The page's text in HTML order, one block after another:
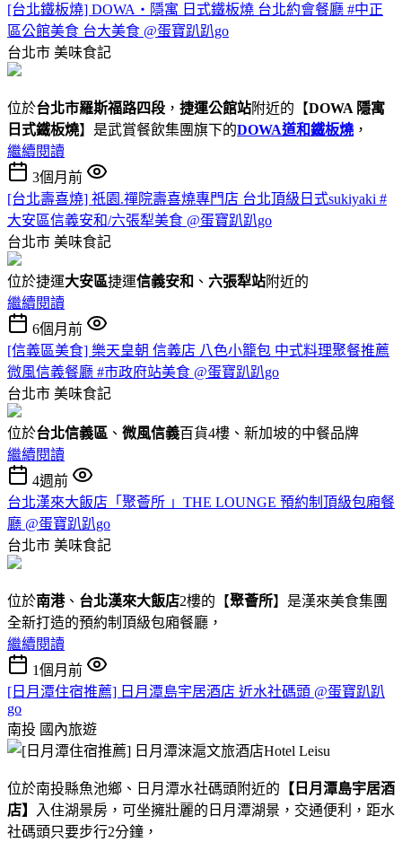
[台北鐵板燒] DOWA・隱寓 日式鐵板燒 台北約會餐廳 #中正
區公館美食 台大美食 @蛋寶趴趴go
台北市 美味食記
位於台北市羅斯福路四段 ， 捷運公館站附近的【DOWA 隱寓
日式鐵板燒】是武賞餐飲集團旗下的DOWA道和鐵板燒 ，
繼續閱讀
3個月前
[台北壽喜燒] 祇園.禪院壽喜燒專門店 台北頂級日式sukiyaki #
大安區信義安和/六張犁美食 @蛋寶趴趴go
台北市 美味食記
位於捷運大安區捷運信義安和 、 六張犁站附近的
繼續閱讀
6個月前
[信義區美食] 樂天皇朝 信義店 八色小籠包 中式料理聚餐推薦
微風信義餐廳 #市政府站美食 @蛋寶趴趴go
台北市 美味食記
位於台北信義區 、 微風信義百貨4樓、新加坡的中餐品牌
繼續閱讀
4週前
台北漢來大飯店「聚薈所 」THE LOUNGE 預約制頂級包廂餐
廳 @蛋寶趴趴go
台北市 美味食記
位於南港、 台北漢來大飯店2樓的【聚薈所】是漢來美食集團
全新打造的預約制頂級包廂餐廳，
繼續閱讀
1個月前
[日月潭住宿推薦] 日月潭島宇居酒店 近水社碼頭 @蛋寶趴趴
go
南投 國內旅遊
位於南投縣魚池鄉、日月潭水社碼頭附近的 【日月潭島宇居酒
店】
入住湖景房，可坐擁壯麗的日月潭湖景，交通便利，距水
社碼頭只要步行2分鐘，